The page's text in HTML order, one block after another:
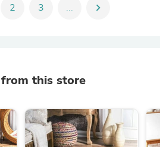
2 3 ... chevron_right
this store